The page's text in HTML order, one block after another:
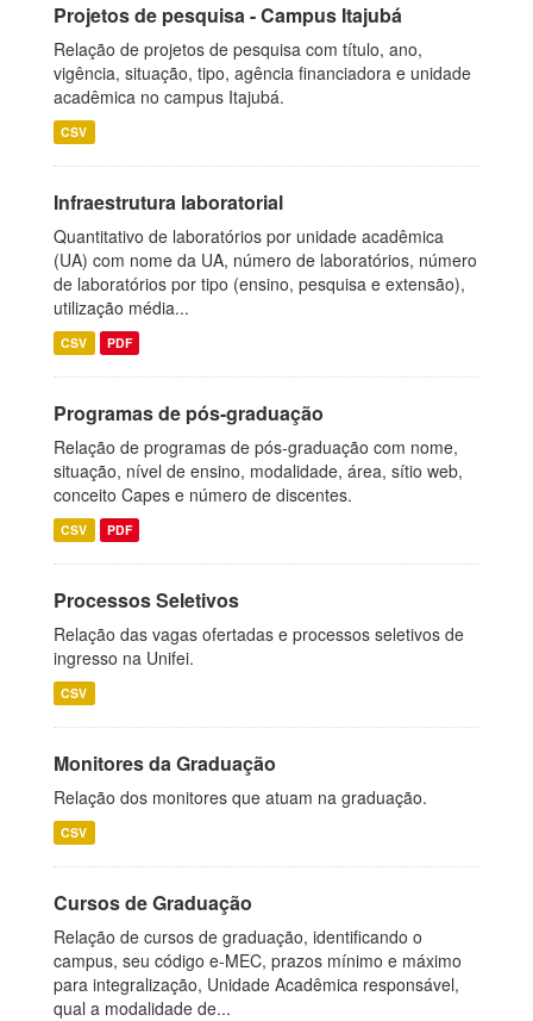
Projetos de pesquisa - Campus Itajubá
Relação de projetos de pesquisa com título, ano,
vigência, situação, tipo, agência financiadora e unidade
acadêmica no campus Itajubá.
CSV
Infraestrutura laboratorial
Quantitativo de laboratórios por unidade acadêmica
(UA) com nome da UA, número de laboratórios, número
de laboratórios por tipo (ensino, pesquisa e extensão),
utilização média...
CSV PDF
Programas de pós-graduação
Relação de programas de pós-graduação com nome,
situação, nível de ensino, modalidade, área, sítio web,
conceito Capes e número de discentes.
CSV PDF
Processos Seletivos
Relação das vagas ofertadas e processos seletivos de
ingresso na Unifei.
CSV
Monitores da Graduação
Relação dos monitores que atuam na graduação.
CSV
Cursos de Graduação
Relação de cursos de graduação, identificando o
campus, seu código e-MEC, prazos mínimo e máximo
para integralização, Unidade Acadêmica responsável,
qual a modalidade de...